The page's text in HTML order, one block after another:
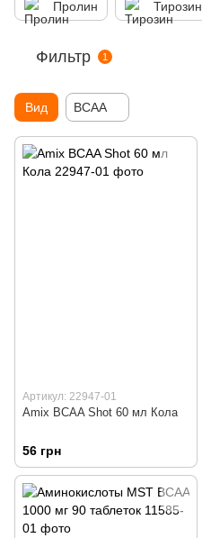
Пролин Тирозин
Фильтр 1
Вид BCAA
Артикул: 22947-01
Amix BCAA Shot 60 мл Кола
56 грн